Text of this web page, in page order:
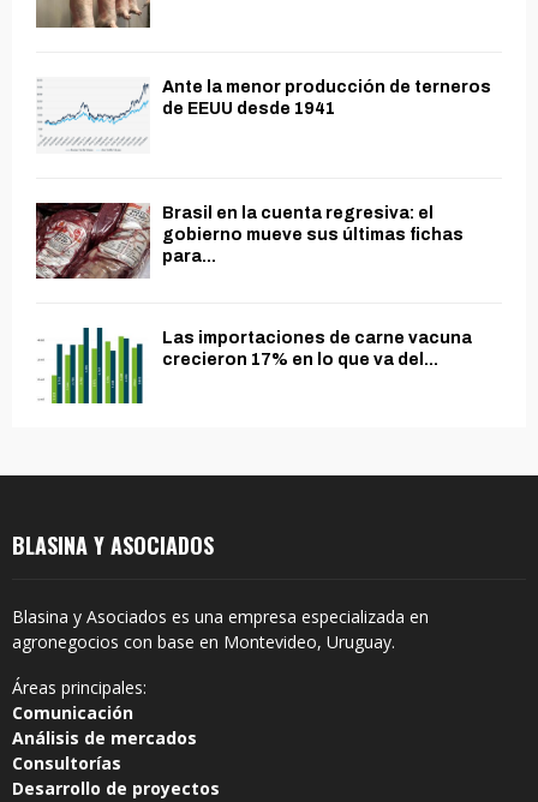
Ante la menor producción de terneros
de EEUU desde 1941
Brasil en la cuenta regresiva: el
gobierno mueve sus últimas fichas
para...
Las importaciones de carne vacuna
crecieron 17% en lo que va del...
BLASINA Y ASOCIADOS
Blasina y Asociados es una empresa especializada en
agronegocios con base en Montevideo, Uruguay.
Áreas principales:
Comunicación
Análisis de mercados
Consultorías
Desarrollo de proyectos